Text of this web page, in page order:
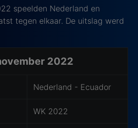
speelden Nederland en
tegen elkaar. De uitslag werd
2022
Nederland - Ecuador
WK 2022